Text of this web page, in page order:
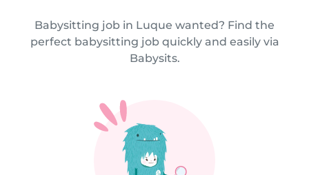
Babysitting job in Luque wanted? Find the
perfect babysitting job quickly and easily via
Babysits.